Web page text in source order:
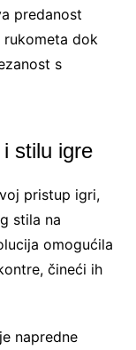
predanost
rukometa dok
s
stilu igre
pristup igri,
stila na
omogućila
čineći ih
napredne